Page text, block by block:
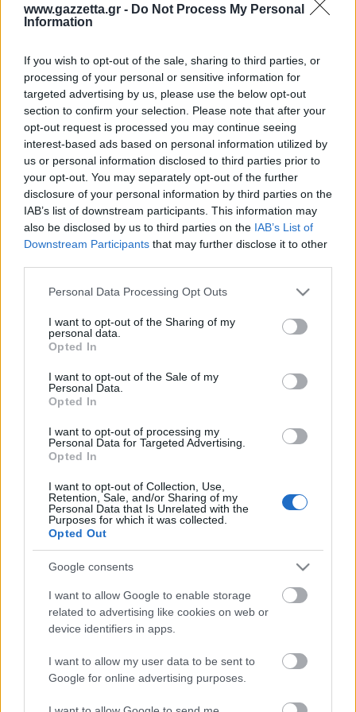
www.gazzetta.gr - Do Not Process My Personal
Information
If you wish to opt-out of the sale, sharing to third parties, or
processing of your personal or sensitive information for
targeted advertising by us, please use the below opt-out
section to confirm your selection. Please note that after your
opt-out request is processed you may continue seeing
interest-based ads based on personal information utilized by
us or personal information disclosed to third parties prior to
your opt-out. You may separately opt-out of the further
disclosure of your personal information by third parties on the
IAB’s list of downstream participants. This information may
also be disclosed by us to third parties on the IAB’s List of
Downstream Participants that may further disclose it to other
Please note that this website/app uses one or more Google
not limited to your visit or usage behaviour. You may click to
grant or deny consent to Google and its third-party tags to
use your data for below specified purposes in below Google
consent section.
Personal Data Processing Opt Outs
I want to opt-out of the Sharing of my
personal data.
Opted In
I want to opt-out of the Sale of my
Personal Data.
Opted In
I want to opt-out of processing my
Personal Data for Targeted Advertising.
Opted In
I want to opt-out of Collection, Use,
Retention, Sale, and/or Sharing of my
Personal Data that Is Unrelated with the
Purposes for which it was collected.
Opted Out
Google consents
I want to allow Google to enable storage
related to advertising like cookies on web or
device identifiers in apps.
I want to allow my user data to be sent to
Google for online advertising purposes.
Bundesliga
Εθνική Ελλάδος
Μουντιάλ 2026
Wyscout Analysis
Ευρώπη
Κόσμος
EuroCup
Basketaki
Eurobasket
CEV Cup
Challenge Cup
Κολύμβηση
Ιστιοπλοΐα
Κωπηλασία
Ξιφασκία
Σκοποβολή
Πάλη
Τάε κβον ντο
Τζούντο
Πινγκ - πονγκ
Άρση Βαρών
Τεχνολογία
Υγεία
Showbiz
Παναγιώτης Δαλαταριώφ
Αντώνης Καλκαβούρας
Αντώνης Καρπετόπουλος
Δημήτρης Κατσιώνης
Γιώργος Κούβαρης
Κώστας Νικολακόπουλος
Γιάννης Πάλλας
Νίκος Παπαδογιάννης
Γιώργος Σακελλαρίου
Γιάννης Σερέτης
Σταύρος Σουντουλίδης
Δημήτρης Τομαράς
Γιώργος Τσακίρης
Μιχάλης Τσαμπάς
GMotion WRC
ΑΘΛΗΤΙΚΕΣ ΜΕΤΑΔΟΣΕΙΣ
GWOMEN
ΑΘΛΗΤΙΚΗ ΗΧΩ
ΕΚΠΟΜΠΕΣ
GALACTICOS BY INTERWETTEN
GAZZ FLOOR BY NOVIBET
POLE POSITION BY ALLWYN
OLD SCHOOL
ΟΜΑΔΕΣ
ΑΕΚ
Ολυμπιακός
ΠΑΟΚ
Παναθηναϊκός
Άρης
ΟΦΗ
Βόλος
Ατρόμητος Αθηνών
Κηφισιά
Αστέρας Τρίπολης
Παναιτωλικός
PODCASTS
ΣΠΛΙΤ
GAZZETTA ACTS
Gazzetta For Her
Θέμα Ισότητας
#GiatonAlki
Η μητρότητα στον πάγκο
GAZZETTA SPECIALS
Unique
Wyscout Analysis
InStat Analysis
Μεγάλη μου Αγάπη
Μια Ιστορία από την Πόλη
Περιγραφή Στατιστικά
Ολοκληρώθηκε
DUB
Ρεά
1
11
19
2
26
25
3
32
24
4
17
Ρεά
ΖΩΝΤΑΝΑ
Ολοκληρωση κανονικης διαρκειας
DUB
% Εντός Πεδιάς
Το σύνολο του περιεχομένου και των υπηρεσιών του gazzetta.gr
διατίθεται στους επισκέπτες αυστηρά για προσωπική χρήση.
Απαγορεύεται η χρήση ή επανεκπομπή του, σε οποιοδήποτε μέσο,